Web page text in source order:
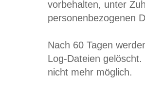
vorbehalten, unter
personenbezogenen
Nach 60 Tagen
Log-Dateien
nicht mehr möglich.